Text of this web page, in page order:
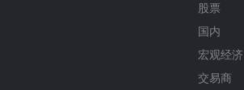
股票
国内
宏观经济
交易商